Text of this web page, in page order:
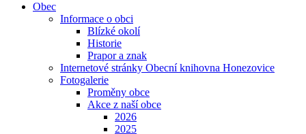
Obec
Informace o obci
Blízké okolí
Historie
Prapor a znak
Internetové stránky Obecní knihovna Honezovice
Fotogalerie
Proměny obce
Akce z naší obce
2026
2025